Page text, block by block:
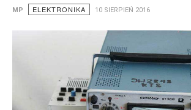
MP ELEKTRONIKA 10 SIERPIEŃ 2016